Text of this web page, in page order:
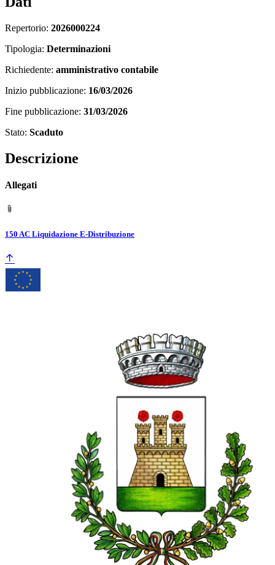
Repertorio: 2026000224
Tipologia: Determinazioni
Richiedente: amministrativo contabile
Inizio pubblicazione: 16/03/2026
Fine pubblicazione: 31/03/2026
Stato: Scaduto
Descrizione
Allegati
150 AC Liquidazione E-Distribuzione